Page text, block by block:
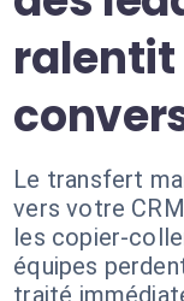
ralentit
Le transfert
vers votre
les copier-
équipes
traité